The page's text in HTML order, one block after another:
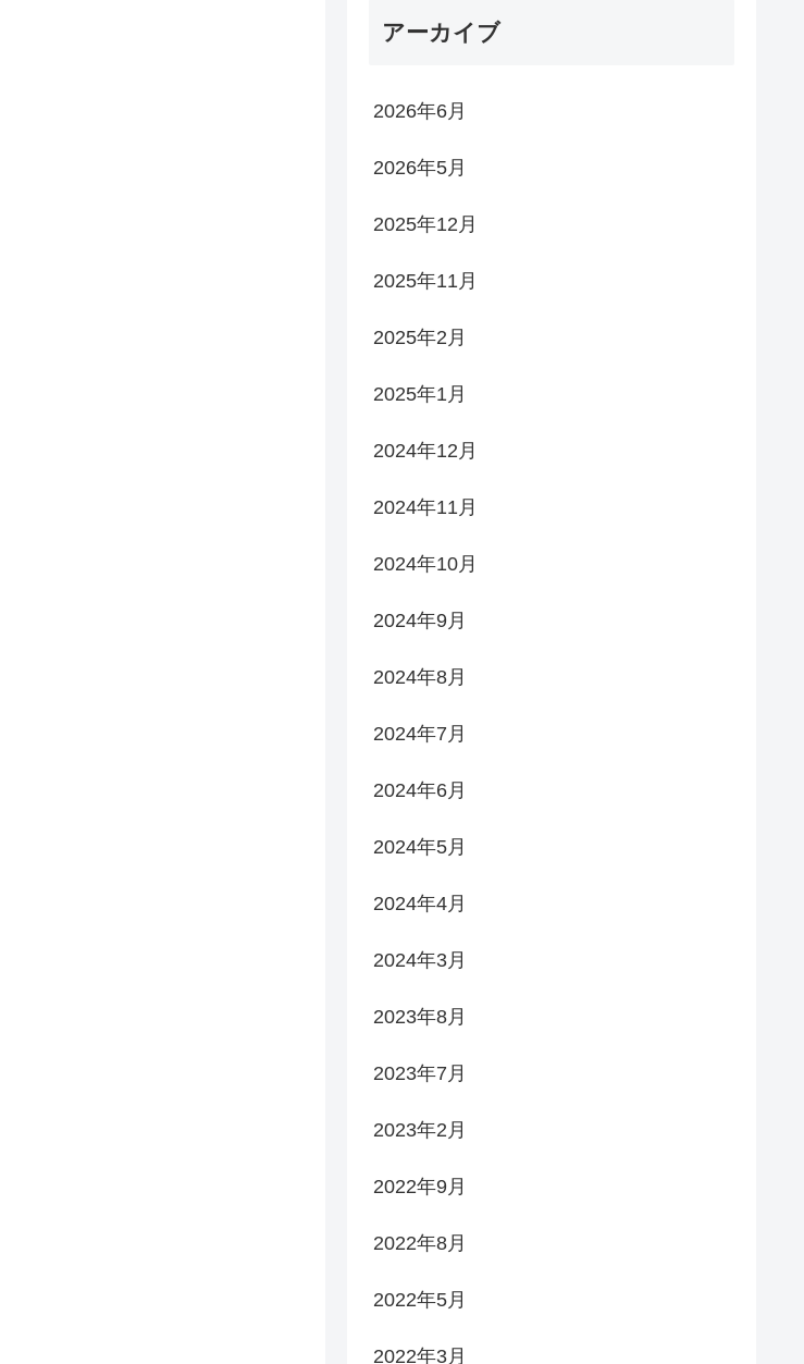
アーカイブ
2026年6月
2026年5月
2025年12月
2025年11月
2025年2月
2025年1月
2024年12月
2024年11月
2024年10月
2024年9月
2024年8月
2024年7月
2024年6月
2024年5月
2024年4月
2024年3月
2023年8月
2023年7月
2023年2月
2022年9月
2022年8月
2022年5月
2022年3月